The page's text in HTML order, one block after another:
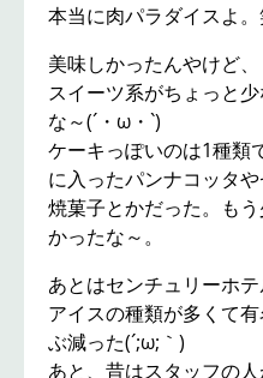
本当に肉パラダイスよ
美味しかったんやけど、
スイーツ系がちょっと
な～(´・ω・`)
ケーキっぽいのは1種類
に入ったパンナコッタや
焼菓子とかだった。も
かったな～。
あとはセンチュリーホ
アイスの種類が多くて
ぶ減った(´;ω;｀)
あと、昔はスタッフの